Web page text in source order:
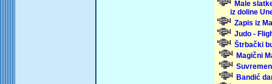
Male
iz doline
Zapis iz
Judo -
Štrbački
Magični
Bandić